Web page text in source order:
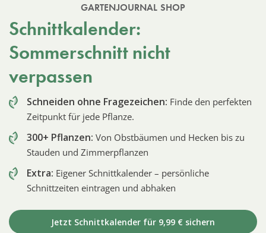
GARTENJOURNAL SHOP
Schnittkalender:
Sommerschnitt nicht
verpassen
Schneiden ohne Fragezeichen: Finde den perfekten
Zeitpunkt für jede Pflanze.
300+ Pflanzen: Von Obstbäumen und Hecken bis zu
Stauden und Zimmerpflanzen
Extra: Eigener Schnittkalender – persönliche
Schnittzeiten eintragen und abhaken
Jetzt Schnittkalender für 9,99 € sichern